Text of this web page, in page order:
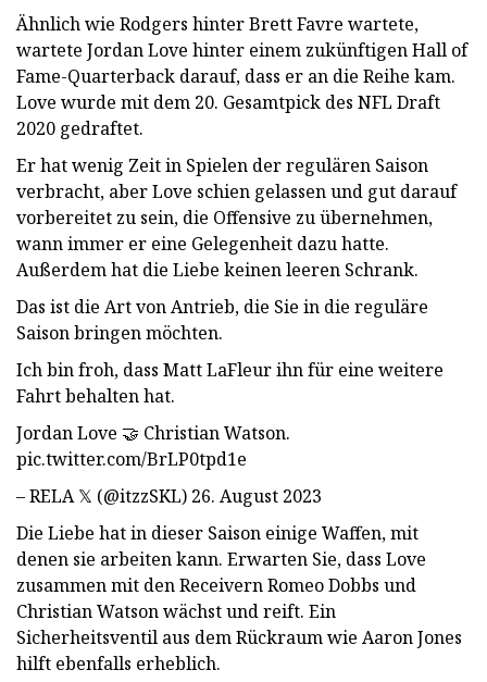
Ähnlich wie Rodgers hinter Brett Favre wartete,
wartete Jordan Love hinter einem zukünftigen Hall of
Fame-Quarterback darauf, dass er an die Reihe kam.
Love wurde mit dem 20. Gesamtpick des NFL Draft
2020 gedraftet.
Er hat wenig Zeit in Spielen der regulären Saison
verbracht, aber Love schien gelassen und gut darauf
vorbereitet zu sein, die Offensive zu übernehmen,
wann immer er eine Gelegenheit dazu hatte.
Außerdem hat die Liebe keinen leeren Schrank.
Das ist die Art von Antrieb, die Sie in die reguläre
Saison bringen möchten.
Ich bin froh, dass Matt LaFleur ihn für eine weitere
Fahrt behalten hat.
Jordan Love 🤝 Christian Watson.
pic.twitter.com/BrLP0tpd1e
– RELA 𝕏 (@itzzSKL) 26. August 2023
Die Liebe hat in dieser Saison einige Waffen, mit
denen sie arbeiten kann. Erwarten Sie, dass Love
zusammen mit den Receivern Romeo Dobbs und
Christian Watson wächst und reift. Ein
Sicherheitsventil aus dem Rückraum wie Aaron Jones
hilft ebenfalls erheblich.